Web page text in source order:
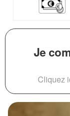
Je
Cliquez